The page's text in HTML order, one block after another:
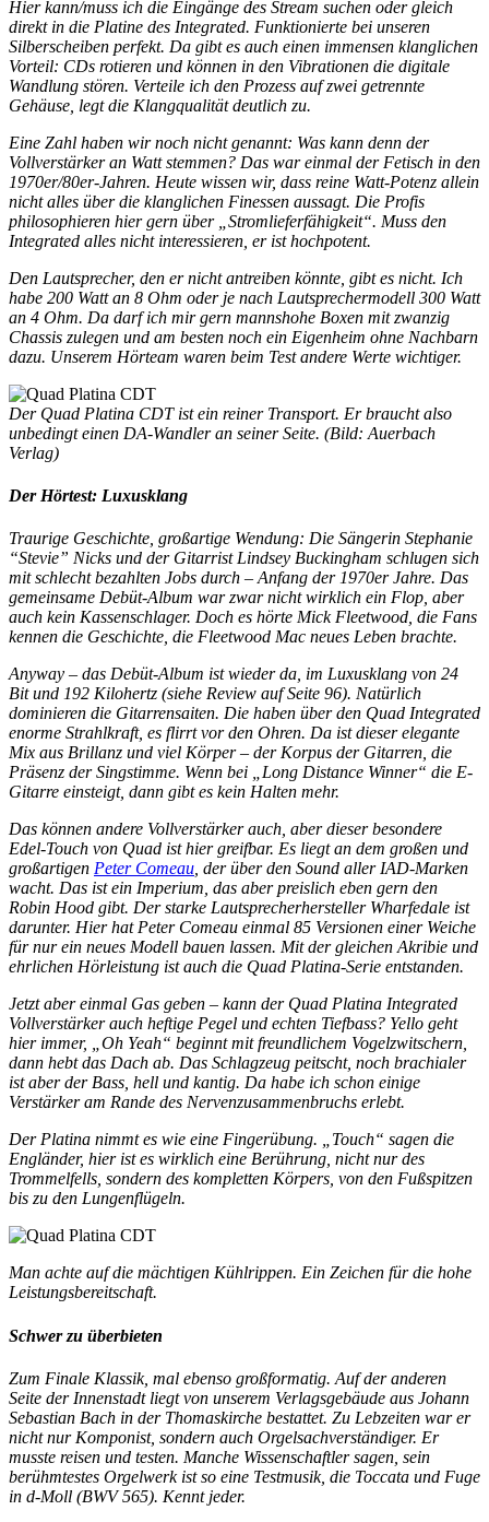
Hier kann/muss ich die Eingänge des Stream suchen oder gleich
direkt in die Platine des Integrated. Funktionierte bei unseren
Silberscheiben perfekt. Da gibt es auch einen immensen klanglichen
Vorteil: CDs rotieren und können in den Vibrationen die digitale
Wandlung stören. Verteile ich den Prozess auf zwei getrennte
Gehäuse, legt die Klangqualität deutlich zu.
Eine Zahl haben wir noch nicht genannt: Was kann denn der
Vollverstärker an Watt stemmen? Das war einmal der Fetisch in den
1970er/80er-Jahren. Heute wissen wir, dass reine Watt-Potenz allein
nicht alles über die klanglichen Finessen aussagt. Die Profis
philosophieren hier gern über „Stromlieferfähigkeit“. Muss den
Integrated alles nicht interessieren, er ist hochpotent.
Den Lautsprecher, den er nicht antreiben könnte, gibt es nicht. Ich
habe 200 Watt an 8 Ohm oder je nach Lautsprechermodell 300 Watt
an 4 Ohm. Da darf ich mir gern mannshohe Boxen mit zwanzig
Chassis zulegen und am besten noch ein Eigenheim ohne Nachbarn
dazu. Unserem Hörteam waren beim Test andere Werte wichtiger.
Der Quad Platina CDT ist ein reiner Transport. Er braucht also
unbedingt einen DA-Wandler an seiner Seite. (Bild: Auerbach
Verlag)
Der Hörtest: Luxusklang
Traurige Geschichte, großartige Wendung: Die Sängerin Stephanie
“Stevie” Nicks und der Gitarrist Lindsey Buckingham schlugen sich
mit schlecht bezahlten Jobs durch – Anfang der 1970er Jahre. Das
gemeinsame Debüt-Album war zwar nicht wirklich ein Flop, aber
auch kein Kassenschlager. Doch es hörte Mick Fleetwood, die Fans
kennen die Geschichte, die Fleetwood Mac neues Leben brachte.
Anyway – das Debüt-Album ist wieder da, im Luxusklang von 24
Bit und 192 Kilohertz (siehe Review auf Seite 96). Natürlich
dominieren die Gitarrensaiten. Die haben über den Quad Integrated
enorme Strahlkraft, es flirrt vor den Ohren. Da ist dieser elegante
Mix aus Brillanz und viel Körper – der Korpus der Gitarren, die
Präsenz der Singstimme. Wenn bei „Long Distance Winner“ die E-
Gitarre einsteigt, dann gibt es kein Halten mehr.
Das können andere Vollverstärker auch, aber dieser besondere
Edel-Touch von Quad ist hier greifbar. Es liegt an dem großen und
großartigen Peter Comeau, der über den Sound aller IAD-Marken
wacht. Das ist ein Imperium, das aber preislich eben gern den
Robin Hood gibt. Der starke Lautsprecherhersteller Wharfedale ist
darunter. Hier hat Peter Comeau einmal 85 Versionen einer Weiche
für nur ein neues Modell bauen lassen. Mit der gleichen Akribie und
ehrlichen Hörleistung ist auch die Quad Platina-Serie entstanden.
Jetzt aber einmal Gas geben – kann der Quad Platina Integrated
Vollverstärker auch heftige Pegel und echten Tiefbass? Yello geht
hier immer, „Oh Yeah“ beginnt mit freundlichem Vogelzwitschern,
dann hebt das Dach ab. Das Schlagzeug peitscht, noch brachialer
ist aber der Bass, hell und kantig. Da habe ich schon einige
Verstärker am Rande des Nervenzusammenbruchs erlebt.
Der Platina nimmt es wie eine Fingerübung. „Touch“ sagen die
Engländer, hier ist es wirklich eine Berührung, nicht nur des
Trommelfells, sondern des kompletten Körpers, von den Fußspitzen
bis zu den Lungenflügeln.
Man achte auf die mächtigen Kühlrippen. Ein Zeichen für die hohe
Leistungsbereitschaft.
Schwer zu überbieten
Zum Finale Klassik, mal ebenso großformatig. Auf der anderen
Seite der Innenstadt liegt von unserem Verlagsgebäude aus Johann
Sebastian Bach in der Thomaskirche bestattet. Zu Lebzeiten war er
nicht nur Komponist, sondern auch Orgelsachverständiger. Er
musste reisen und testen. Manche Wissenschaftler sagen, sein
berühmtestes Orgelwerk ist so eine Testmusik, die Toccata und Fuge
in d-Moll (BWV 565). Kennt jeder.